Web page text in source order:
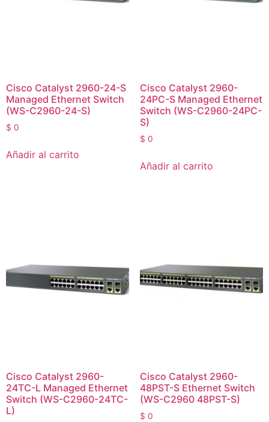
Cisco Catalyst 2960-24-S
Managed Ethernet Switch
(WS-C2960-24-S)
$ 0
Añadir al carrito
Cisco Catalyst 2960-
24PC-S Managed Ethernet
Switch (WS-C2960-24PC-
S)
$ 0
Añadir al carrito
Cisco Catalyst 2960-
24TC-L Managed Ethernet
Switch (WS-C2960-24TC-
L)
Cisco Catalyst 2960-
48PST-S Ethernet Switch
(WS-C2960 48PST-S)
$ 0